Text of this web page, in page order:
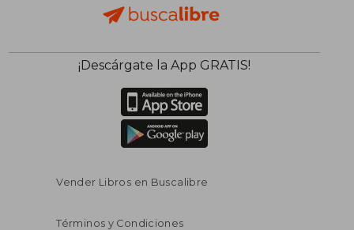
¡Descárgate la App GRATIS!
Vender Libros en Buscalibre
Términos y Condiciones